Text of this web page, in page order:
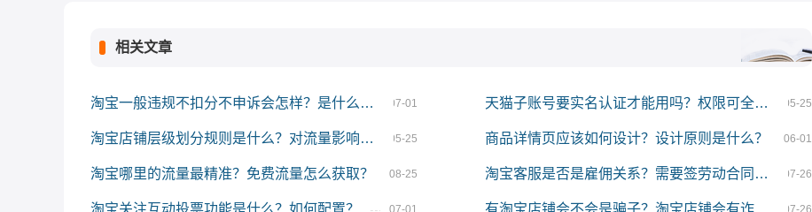
相关文章
淘宝一般违规不扣分不申诉会怎样？是什么原因？ 07-01 天猫子账号要实名认证才能用吗？权限可全打开吗？ 05-25
淘宝店铺层级划分规则是什么？对流量影响有多大？ 05-25 商品详情页应该如何设计？设计原则是什么？ 06-01
淘宝哪里的流量最精准？免费流量怎么获取？ 08-25 淘宝客服是否是雇佣关系？需要签劳动合同吗？ 07-26
淘宝关注互动投票功能是什么？如何配置？ 07-01 有淘宝店铺会不会是骗子？淘宝店铺会有诈骗吗？ 07-26